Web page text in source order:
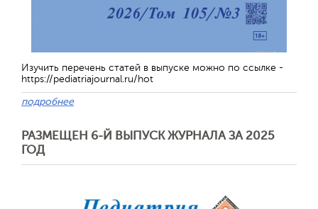
Изучить перечень статей в выпуске можно по ссылке -
https://pediatriajournal.ru/hot
подробнее
РАЗМЕЩЕН 6-Й ВЫПУСК ЖУРНАЛА ЗА 2025
ГОД